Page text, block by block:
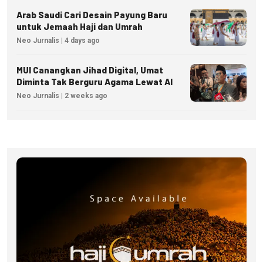
Arab Saudi Cari Desain Payung Baru
untuk Jemaah Haji dan Umrah
Neo Jurnalis | 4 days ago
MUI Canangkan Jihad Digital, Umat
Diminta Tak Berguru Agama Lewat AI
Neo Jurnalis | 2 weeks ago